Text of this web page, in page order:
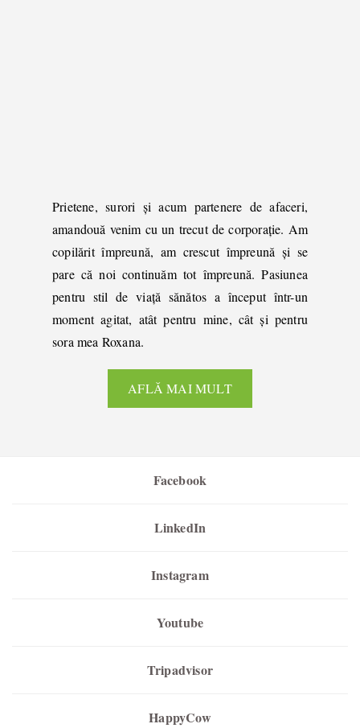
Prietene, surori și acum partenere de afaceri,
amandouă venim cu un trecut de corporație. Am
copilărit împreună, am crescut împreună și se
pare că noi continuăm tot împreună. Pasiunea
pentru stil de viață sănătos a început într-un
moment agitat, atât pentru mine, cât și pentru
sora mea Roxana.
AFLĂ MAI MULT
Facebook
LinkedIn
Instagram
Youtube
Tripadvisor
HappyCow